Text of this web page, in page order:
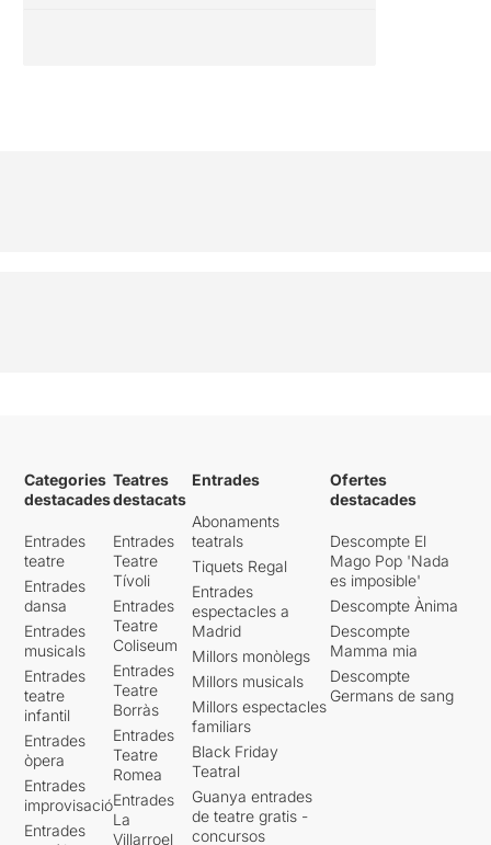
Categories
destacades
Entrades
teatre
Entrades
dansa
Entrades
musicals
Entrades
teatre
infantil
Entrades
òpera
Entrades
improvisació
Entrades
Teatres
destacats
Entrades
Teatre
Tívoli
Entrades
Teatre
Coliseum
Entrades
Teatre
Borràs
Entrades
Teatre
Romea
Entrades
La
Villarroel
Entrades
Abonaments
teatrals
Tiquets Regal
Entrades
espectacles a
Madrid
Millors monòlegs
Millors musicals
Millors espectacles
familiars
Black Friday
Teatral
Guanya entrades
de teatre gratis -
concursos
Ofertes
destacades
Descompte El
Mago Pop 'Nada
es imposible'
Descompte Ànima
Descompte
Mamma mia
Descompte
Germans de sang